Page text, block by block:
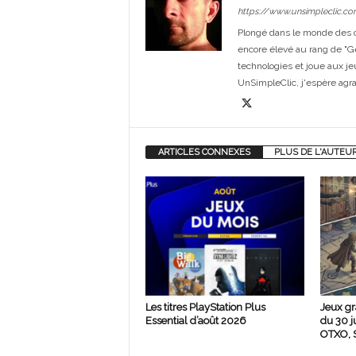
https://
Plongé dans le monde
encore élevé au rang de
technologies et joue aux
UnSimpleClic, j'espère
ARTICLES CONNEXES PLUS DE
Les titres PlayStation Plus
Essential d’août 2026
Jeux
du 30
OTXO,